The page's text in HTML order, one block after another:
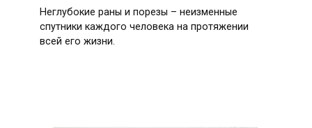
Неглубокие раны и порезы – неизменные
спутники каждого человека на протяжении
всей его жизни.